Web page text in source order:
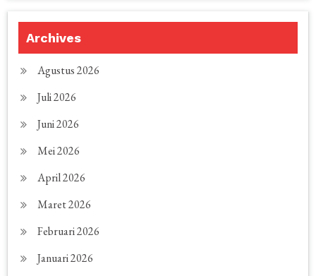
Archives
Agustus 2026
Juli 2026
Juni 2026
Mei 2026
April 2026
Maret 2026
Februari 2026
Januari 2026